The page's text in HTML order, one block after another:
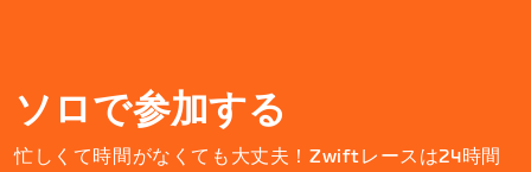
ソロで参加する
忙しくて時間がなくても大丈夫！Zwiftレースは24時間